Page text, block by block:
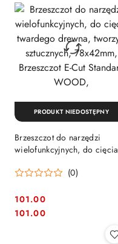
Brzeszczot do narzędzi
wielofunkcyjnych, do cięcia
sztucznych, 78x42mm,
WOOD,
(0)
Cena:
101.00
Cena:
101.00
PRODUKT NIEDOSTĘPNY